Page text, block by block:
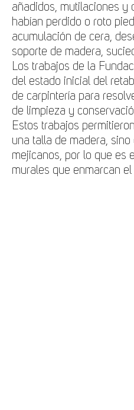
añadidos, mutilaciones y
habían perdido o roto
acumulación de cera,
soporte de madera,
Los trabajos de la
del estado inicial del
de carpintería para
de limpieza y
Estos trabajos
una talla de madera,
mejicanos, por lo que es
murales que enmarcan